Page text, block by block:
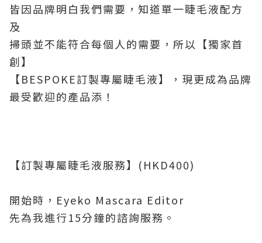
皆因品牌明白我們需要，知道單一睫毛液配方
及
掃頭並不能符合每個人的需要，所以【獨家首
創】
【BESPOKE訂製專屬睫毛液】，現更成為品牌
最受歡迎的產品添！
【訂製專屬睫毛液服務】(HKD400)
開始時，Eyeko Mascara Editor
先為我進行15分鐘的諮詢服務。